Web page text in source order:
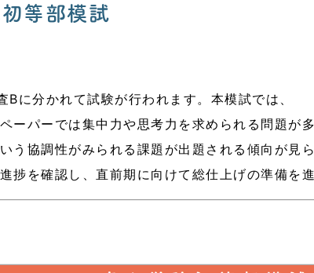
等部模試
に分かれて試験が行われます。本模試では、
ーパーでは集中力や思考力を求められる問題が
う協調性がみられる課題が出題される傾向が見
捗を確認し、直前期に向けて総仕上げの準備を